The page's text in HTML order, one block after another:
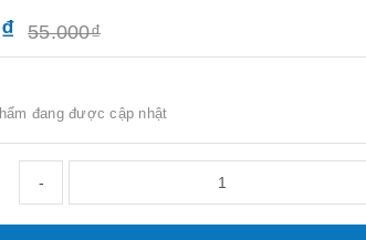
55.000₫
đang được cập nhật
-